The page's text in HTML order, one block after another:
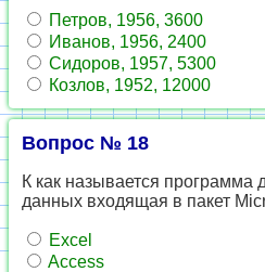
Петров, 1956, 3600
Иванов, 1956, 2400
Сидоров, 1957, 5300
Козлов, 1952, 12000
Вопрос № 18
К как называется программа
данных входящая в пакет
Excel
Access